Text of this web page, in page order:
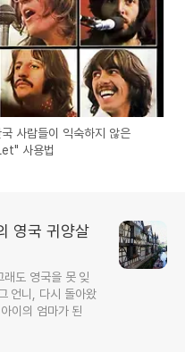
국 사람들이 익숙하지 않은
사용법
영국 귀양살
도 영국을 못 잊
언니, 다시 돌아왔
이의 엄마가 된